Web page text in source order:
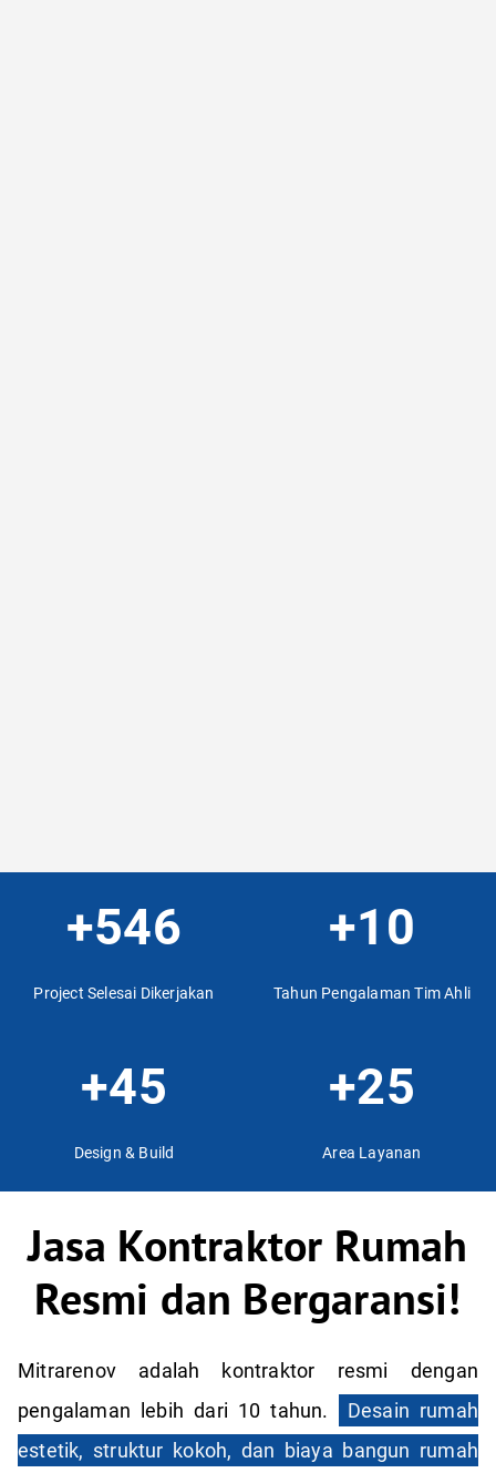
+546
Project Selesai Dikerjakan
+10
Tahun Pengalaman Tim Ahli
+45
Design & Build
+25
Area Layanan
Jasa Kontraktor Rumah
Resmi dan Bergaransi!
Mitrarenov adalah kontraktor resmi dengan
pengalaman lebih dari 10 tahun.
Desain rumah
estetik, struktur kokoh, dan biaya bangun rumah